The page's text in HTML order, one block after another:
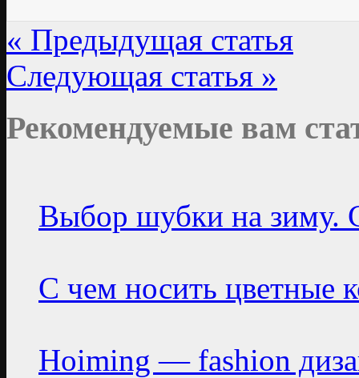
« Предыдущая статья
Следующая статья »
Рекомендуемые вам
Выбор шубки на зиму.
С чем носить цветные
Hoiming — fashion